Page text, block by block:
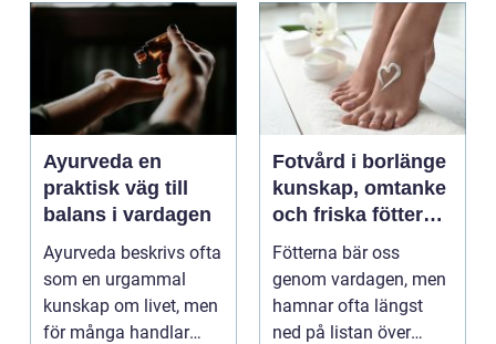
Ayurveda en
praktisk väg till
balans i vardagen
Ayurveda beskrivs ofta
som en urgammal
kunskap om livet, men
för många handlar
Fotvård i borlänge
kunskap, omtanke
och friska fötter
året runt
Fötterna bär oss
genom vardagen, men
hamnar ofta längst
ned på listan över